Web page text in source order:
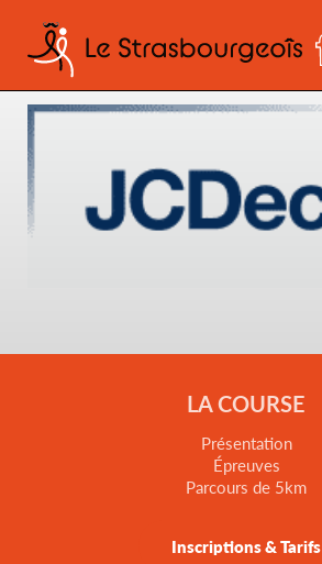
jcdecaux-logo
LA COURSE
Présentation
Épreuves
Parcours de 5km
Inscriptions & Tarifs